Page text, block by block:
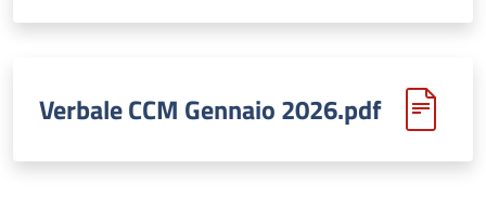
Verbale CCM Gennaio 2026.pdf